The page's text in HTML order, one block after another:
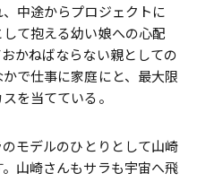
中途からプロジェクトに
て抱える幼い娘への心配
かねばならない親としての
で仕事に家庭にと、最大限
を当てている。
のモデルのひとりとして山崎
山崎さんもサラも宇宙へ飛